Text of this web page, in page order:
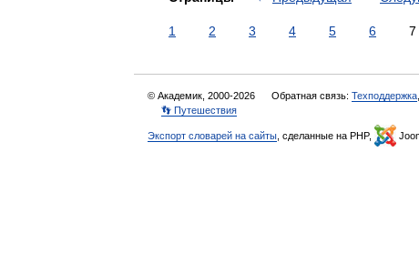
1 2 3 4 5 6 7
© Академик, 2000-2026 Обратная связь: Техподдержка
👣 Путешествия
Экспорт словарей на сайты , сделанные на PHP,